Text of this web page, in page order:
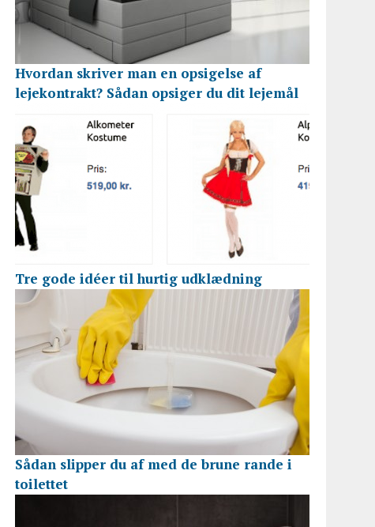
Hvordan skriver man en opsigelse af
lejekontrakt? Sådan opsiger du dit lejemål
Tre gode idéer til hurtig udklædning
Sådan slipper du af med de brune rande i
toilettet